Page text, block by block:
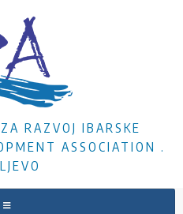
RAZVOJ IBARSKE
ASSOCIATION .